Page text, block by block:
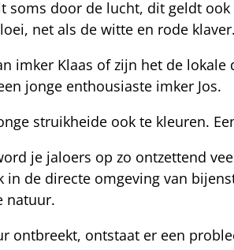
soms door de lucht, dit geldt
net als de witte en rode
imker Klaas of zijn het de
jonge enthousiaste imker Jos.
struikheide ook te kleuren.
je jaloers op zo ontzettend
in de directe omgeving van
natuur.
ontbreekt, ontstaat er een